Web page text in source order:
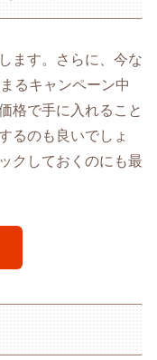
ます。さらに、今な
るキャンペーン中
格で手に入れること
るのも良いでしょ
クしておくのにも最